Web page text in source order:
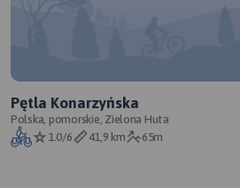
Pętla Konarzyńska
Polska, pomorskie, Zielona Huta
1.0/6
41,9 km 65m